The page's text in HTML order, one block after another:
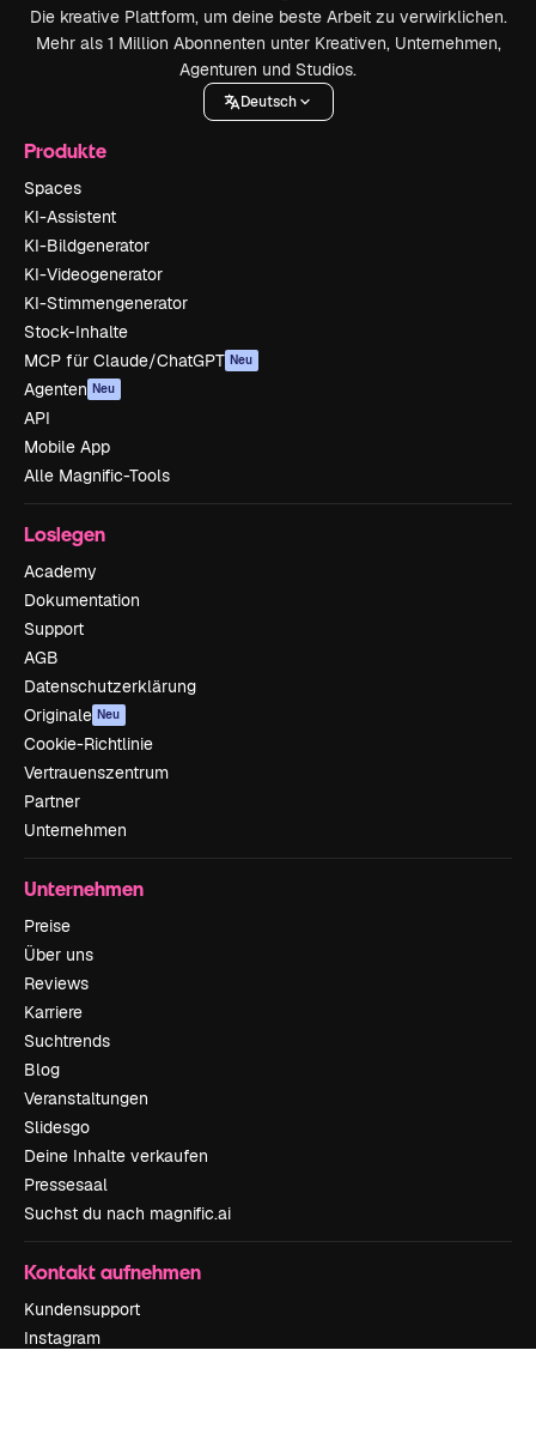
Die kreative Plattform, um deine beste Arbeit zu verwirklichen.
Mehr als 1 Million Abonnenten unter Kreativen, Unternehmen,
Agenturen und Studios.
Deutsch
Produkte
Spaces
KI-Assistent
KI-Bildgenerator
KI-Videogenerator
KI-Stimmengenerator
Stock-Inhalte
MCP für Claude/ChatGPT Neu
Agenten Neu
API
Mobile App
Alle Magnific-Tools
Loslegen
Academy
Dokumentation
Support
AGB
Datenschutzerklärung
Originale Neu
Cookie-Richtlinie
Vertrauenszentrum
Partner
Unternehmen
Unternehmen
Preise
Über uns
Reviews
Karriere
Suchtrends
Blog
Veranstaltungen
Slidesgo
Deine Inhalte verkaufen
Pressesaal
Suchst du nach magnific.ai
Kontakt aufnehmen
Kundensupport
Instagram